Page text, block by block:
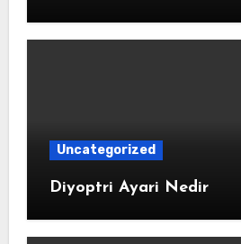
Uncategorized
Diyoptri Ayari Nedir